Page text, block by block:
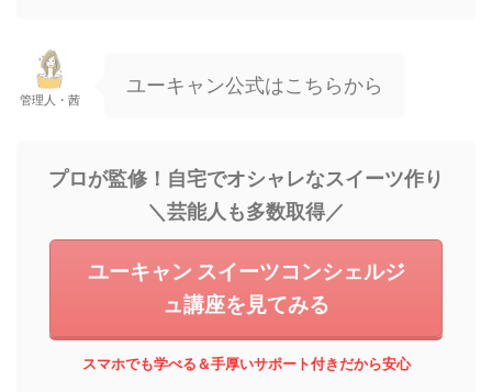
管理人・茜
ユーキャン公式はこちらから
プロが監修！自宅でオシャレなスイーツ作り
＼芸能人も多数取得／
ユーキャン スイーツコンシェルジ
ュ講座を見てみる
スマホでも学べる＆手厚いサポート付きだから安心